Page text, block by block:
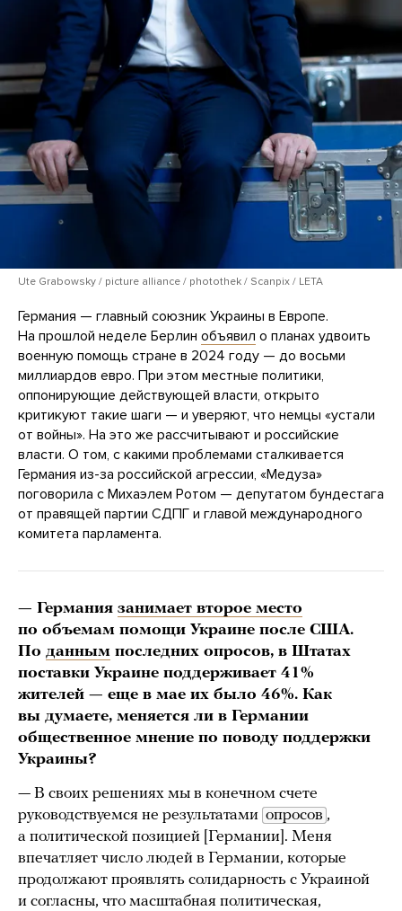
Ute Grabowsky / picture alliance / photothek / Scanpix / LETA
Германия — главный союзник Украины в Европе.
На прошлой неделе Берлин объявил о планах удвоить
военную помощь стране в 2024 году — до восьми
миллиардов евро. При этом местные политики,
оппонирующие действующей власти, открыто
критикуют такие шаги — и уверяют, что немцы «устали
от войны». На это же рассчитывают и российские
власти. О том, с какими проблемами сталкивается
Германия из-за российской агрессии, «Медуза»
поговорила с Михаэлем Ротом — депутатом бундестага
от правящей партии СДПГ и главой международного
комитета парламента.
— Германия занимает второе место
по объемам помощи Украине после США.
По данным последних опросов, в Штатах
поставки Украине поддерживает 41%
жителей — еще в мае их было 46%. Как
вы думаете, меняется ли в Германии
общественное мнение по поводу поддержки
Украины?
— В своих решениях мы в конечном счете
руководствуемся не результатами опросов ,
а политической позицией [Германии]. Меня
впечатляет число людей в Германии, которые
продолжают проявлять солидарность с Украиной
и согласны, что масштабная политическая,